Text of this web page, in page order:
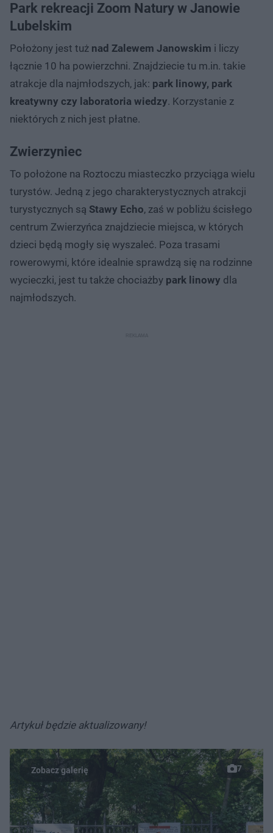
Park rekreacji Zoom Natury w Janowie
Lubelskim
Położony jest tuż nad Zalewem Janowskim i liczy
łącznie 10 ha powierzchni. Znajdziecie tu m.in. takie
atrakcje dla najmłodszych, jak: park linowy, park
kreatywny czy laboratoria wiedzy. Korzystanie z
niektórych z nich jest płatne.
Zwierzyniec
To położone na Roztoczu miasteczko przyciąga wielu
turystów. Jedną z jego charakterystycznych atrakcji
turystycznych są Stawy Echo, zaś w pobliżu ścisłego
centrum Zwierzyńca znajdziecie miejsca, w których
dzieci będą mogły się wyszaleć. Poza trasami
rowerowymi, które idealnie sprawdzą się na rodzinne
wycieczki, jest tu także chociażby park linowy dla
najmłodszych.
Artykuł będzie aktualizowany!
7